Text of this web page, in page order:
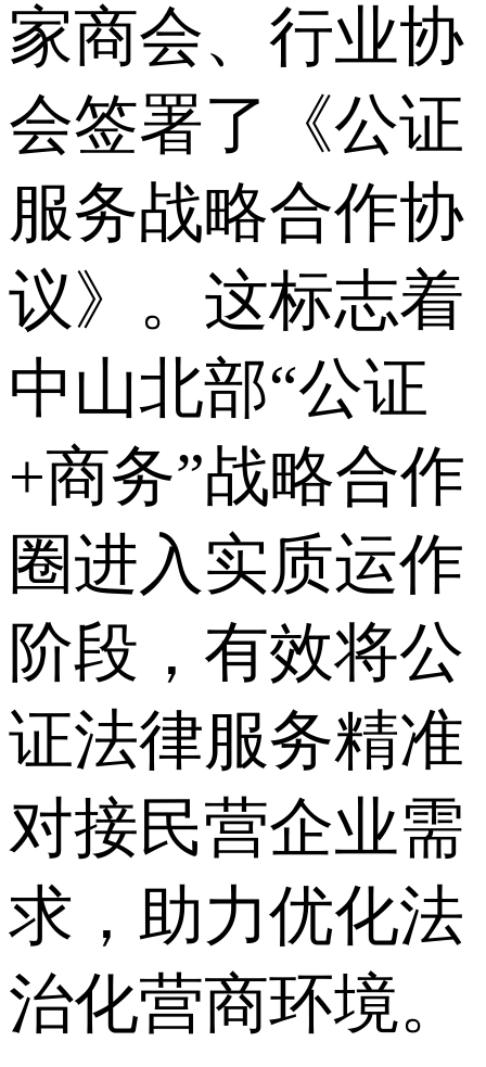
家商会、行业协
会签署了《公证
服务战略合作协
议》。这标志着
中山北部“公证
+商务”战略合作
圈进入实质运作
阶段，有效将公
证法律服务精准
对接民营企业需
求，助力优化法
治化营商环境。